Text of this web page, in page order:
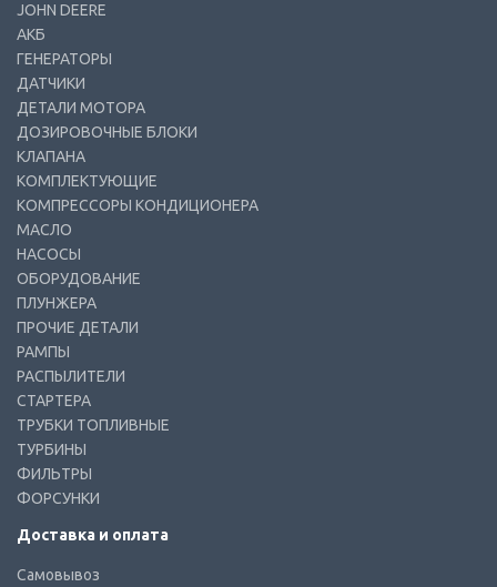
JOHN DEERE
АКБ
ГЕНЕРАТОРЫ
ДАТЧИКИ
ДЕТАЛИ МОТОРА
ДОЗИРОВОЧНЫЕ БЛОКИ
КЛАПАНА
КОМПЛЕКТУЮЩИЕ
КОМПРЕССОРЫ КОНДИЦИОНЕРА
МАСЛО
НАСОСЫ
ОБОРУДОВАНИЕ
ПЛУНЖЕРА
ПРОЧИЕ ДЕТАЛИ
РАМПЫ
РАСПЫЛИТЕЛИ
СТАРТЕРА
ТРУБКИ ТОПЛИВНЫЕ
ТУРБИНЫ
ФИЛЬТРЫ
ФОРСУНКИ
Доставка и оплата
Самовывоз